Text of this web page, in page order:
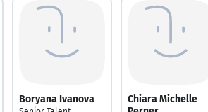
Boryana Ivanova
Chiara Michelle